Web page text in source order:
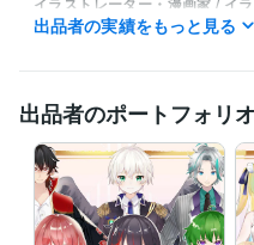
イラストレーター・漫画家 / 漫画
年
イラストレーター・漫画家 / キ
受賞歴
月刊少年シリウス 新人賞/奨励賞
「ねこ貴族」連載
得意分野
出品者の実績をもっと見る
出品者のポートフォリオ